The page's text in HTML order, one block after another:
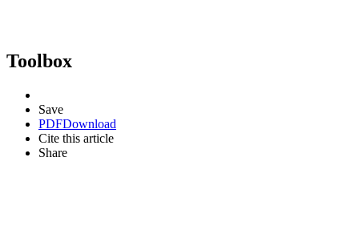
Toolbox
Save
PDFDownload
Cite this article
Share